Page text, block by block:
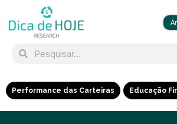
Performance das Carteiras Educação